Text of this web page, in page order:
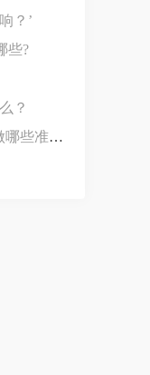
？’
些?
？
选择海外机房托管前需要做哪些准备？